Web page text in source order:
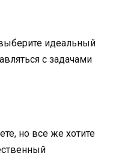
идеальный
с задачами
но все же хотите